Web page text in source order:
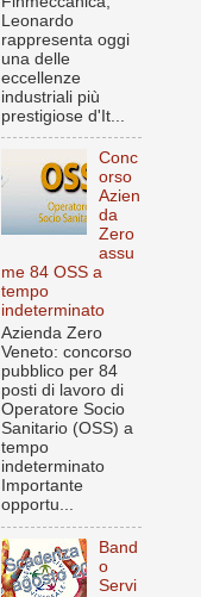
Leonardo
rappresenta oggi
una delle
eccellenze
industriali più
prestigiose d'It...
Conc
orso
Azien
da
Zero
assu
me 84 OSS a
tempo
indeterminato
Azienda Zero
Veneto: concorso
pubblico per 84
posti di lavoro di
Operatore Socio
Sanitario (OSS) a
tempo
indeterminato
Importante
opportu...
Band
o
Servi